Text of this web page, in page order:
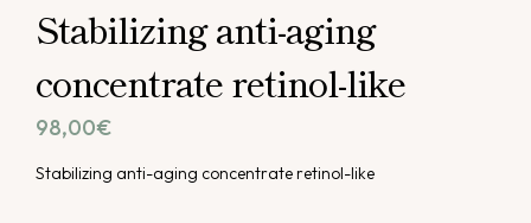
Stabilizing anti-aging
concentrate retinol-like
98,00€
Stabilizing anti-aging concentrate retinol-like